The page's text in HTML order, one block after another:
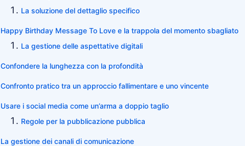
La soluzione del dettaglio specifico
Happy Birthday Message To Love e la trappola del momento sbagliato
La gestione delle aspettative digitali
Confondere la lunghezza con la profondità
Confronto pratico tra un approccio fallimentare e uno vincente
Usare i social media come un’arma a doppio taglio
Regole per la pubblicazione pubblica
La gestione dei canali di comunicazione